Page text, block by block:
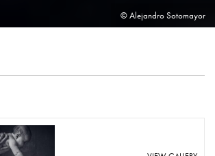
© Alejandro Sotomayor